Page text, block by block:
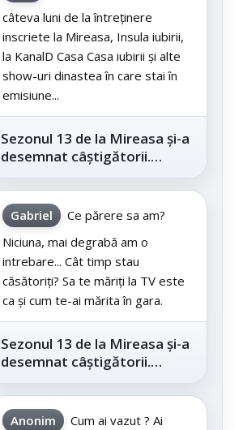
câteva luni de la întreținere
inscriete la Mireasa, Insula iubirii,
la KanalD Casa Casa iubirii și alte
show-uri dinastea în care stai în
emisiune...
Sezonul 13 de la Mireasa și-a
desemnat câștigătorii.
Telespectatorii au decis care
este...
Gabriel
Ce părere sa am?
Niciuna, mai degrabă am o
intrebare... Cât timp stau
căsătoriți? Sa te măriți la TV este
ca și cum te-ai mărita în gara.
Sezonul 13 de la Mireasa și-a
desemnat câștigătorii.
Telespectatorii au decis care
este...
Anonim
Cum ai vazut ? Ai